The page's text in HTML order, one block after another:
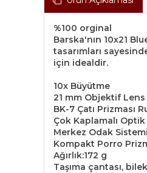
%100 orginal
Barska'nın 10x21
tasarımları
için idealdir.
10x Büyütme
21 mm Objektif Lens
BK-7 Çatı Prizması
Çok Kaplamalı Optik
Merkez Odak Sistemi
Kompakt Porro
Ağırlık:172 g
Taşıma çantası,